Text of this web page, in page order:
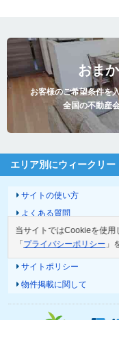
おま
お客様のご希望条件を
全国の不動産
エリア別にウィークリ
サイトの使い方
よくある質問
サイトマップ
お問い合わせ
サイトポリシー
物件掲載に関して
当サイトではCookieを使
「 プライバシーポリシー 」